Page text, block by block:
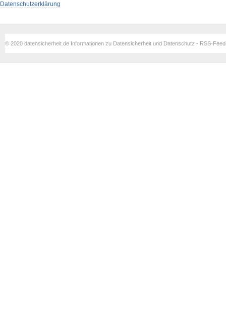
Datenschutzerklärung
© 2020 datensicherheit.de Informationen zu Datensicherheit und Datenschutz - RSS-